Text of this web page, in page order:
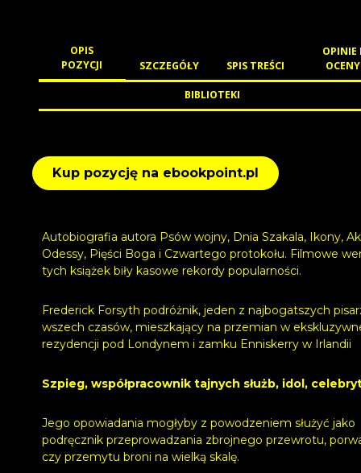
OPIS
POZYCJI
SZCZEGÓŁY SPIS TREŚCI
OPINIE
OCENY
BIBLIOTEKI
Kup pozycję na ebookpoint.pl
Autobiografia autora Psów wojny, Dnia Szakala, Ikony,
Odessy, Pięści Boga i Czwartego protokołu. Filmowe
tych książek biły kasowe rekordy popularności.
Frederick Forsyth podróżnik, jeden z najbogatszych
wszech czasów, mieszkający na przemian w
rezydencji pod Londynem i zamku Enniskerry w Irlandii
Szpieg, współpracownik tajnych służb, idol,
Jego opowiadania mogłyby z powodzeniem służyć jako
podręcznik przeprowadzania zbrojnego przewrotu,
czy przemytu broni na wielką skalę.